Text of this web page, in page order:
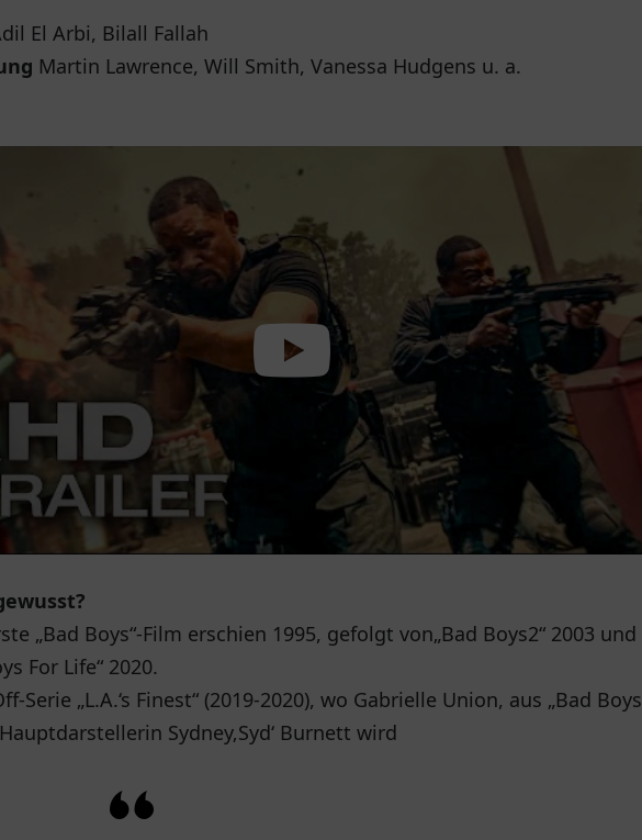
El Arbi, Bilall Fallah
Martin Lawrence, Will Smith, Vanessa Hudgens u. a.
„Bad Boys“-Film erschien 1995, gefolgt von„Bad Boys2“ 2003 und
For Life“ 2020.
Serie „L.A.‘s Finest“ (2019-2020), wo Gabrielle Union, aus „Bad Boys
Sydney‚Syd‘ Burnett wird